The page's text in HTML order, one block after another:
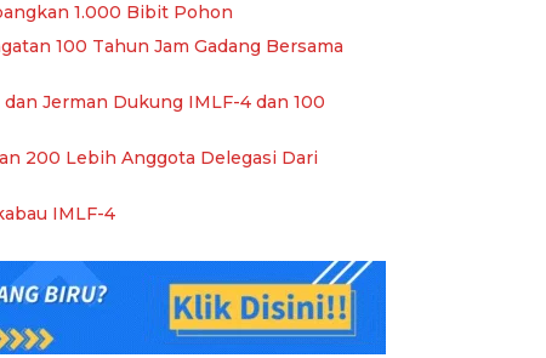
1.000 Bibit Pohon
100 Tahun Jam Gadang Bersama
Jerman Dukung IMLF-4 dan 100
200 Lebih Anggota Delegasi Dari
IMLF-4